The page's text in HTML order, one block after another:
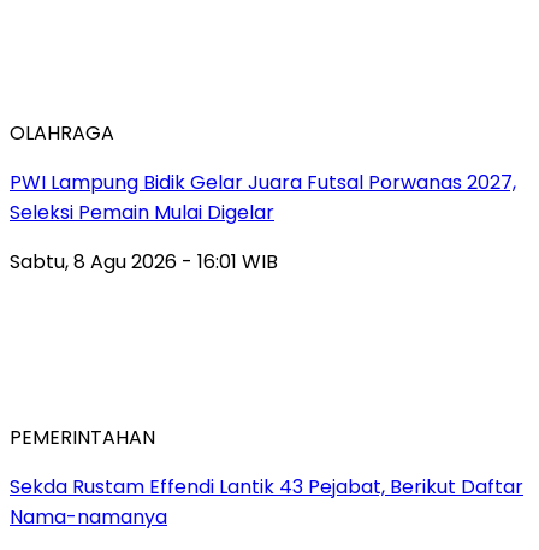
OLAHRAGA
PWI Lampung Bidik Gelar Juara Futsal Porwanas 2027,
Seleksi Pemain Mulai Digelar
Sabtu, 8 Agu 2026 - 16:01 WIB
PEMERINTAHAN
Sekda Rustam Effendi Lantik 43 Pejabat, Berikut Daftar
Nama-namanya